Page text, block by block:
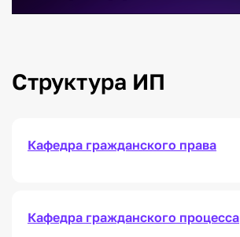
Структура ИП
Кафедра гражданского права
Кафедра гражданского процесса